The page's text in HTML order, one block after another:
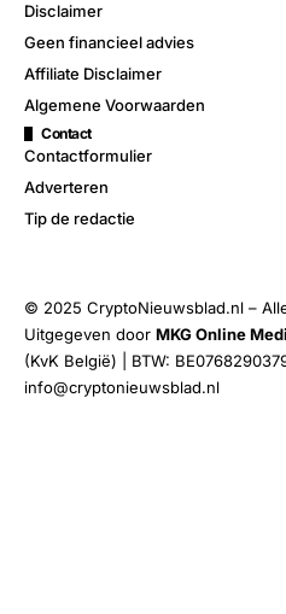
Disclaimer
Geen financieel advies
Affiliate Disclaimer
Algemene Voorwaarden
Contact
Contactformulier
Adverteren
Tip de redactie
© 2025 CryptoNieuwsblad.nl –
Uitgegeven door MKG Online
(KvK België) | BTW:
info@cryptonieuwsblad.nl